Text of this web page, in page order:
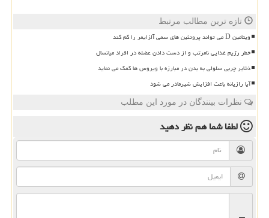
تازه ترین مطالب مرتبط
ویتامین D می تواند پروتئین های سمی آلزایمر را کم کند
خطر رژیم غذایی نامرتب و از دست دادن عضله در افراد میانسال
ذخایر چربی سلولی به بدن در مبارزه با ویروس ها کمک می نماید
آیا رازیانه باعث افزایش شیرمادر می شود
نظرات بینندگان در مورد این مطلب
لطفا شما همنظر دهید